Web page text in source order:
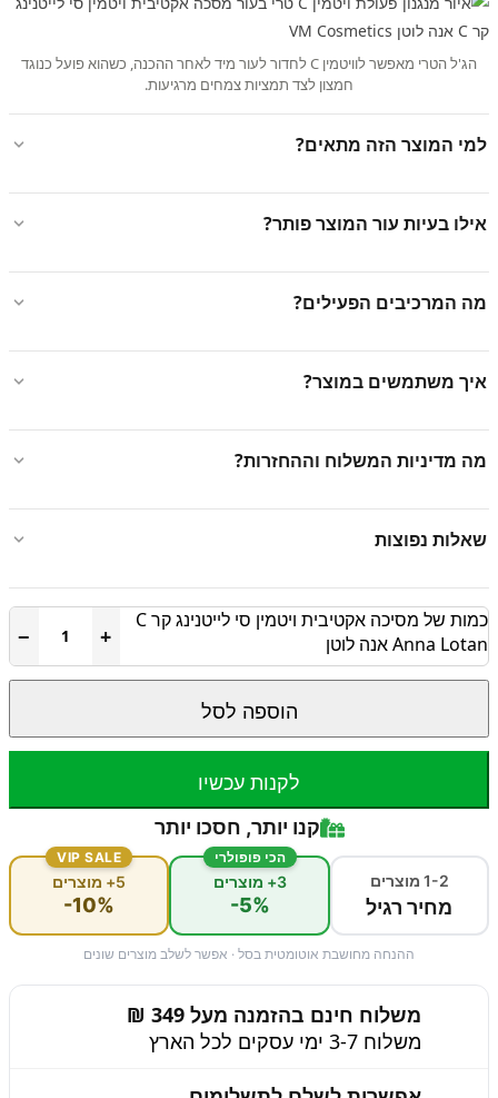
הג'ל הטרי מאפשר לוויטמין C לחדור לעור מיד לאחר ההכנה, כשהוא פועל כנוגד
חמצון לצד תמציות צמחים מרגיעות.
למי המוצר הזה מתאים?
אילו בעיות עור המוצר פותר?
מה המרכיבים הפעילים?
איך משתמשים במוצר?
מה מדיניות המשלוח וההחזרות?
שאלות נפוצות
כמות של מסיכה אקטיבית ויטמין סי לייטנינג קר C
Anna Lotan אנה לוטן
+
−
הוספה לסל
לקנות עכשיו
קנו יותר, חסכו יותר
1-2 מוצרים
מחיר רגיל
הכי פופולרי
3+ מוצרים
-5%
VIP SALE
5+ מוצרים
-10%
ההנחה מחושבת אוטומטית בסל · אפשר לשלב מוצרים שונים
משלוח חינם בהזמנה מעל 349 ₪
משלוח 3-7 ימי עסקים לכל הארץ